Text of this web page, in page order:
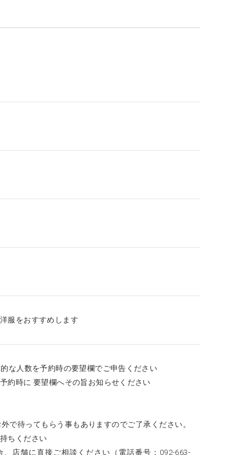
服をおすすめします
な人数を予約時の要望欄でご申告ください
約時に 要望欄へその旨お知らせください
で待ってもらう事もありますのでご了承ください。
ちください
店舗に直接ご相談ください（電話番号：092-663-